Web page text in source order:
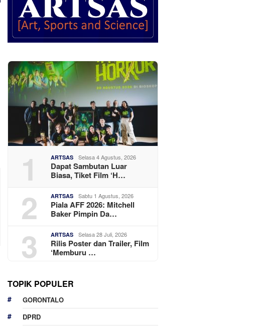
1 ARTSAS Selasa 4 Agustus, 2026
Dapat Sambutan Luar
Biasa, Tiket Film ‘H…
2 ARTSAS Sabtu 1 Agustus, 2026
Piala AFF 2026: Mitchell
Baker Pimpin Da…
3 ARTSAS Selasa 28 Juli, 2026
Rilis Poster dan Trailer, Film
‘Memburu …
TOPIK POPULER
GORONTALO
DPRD